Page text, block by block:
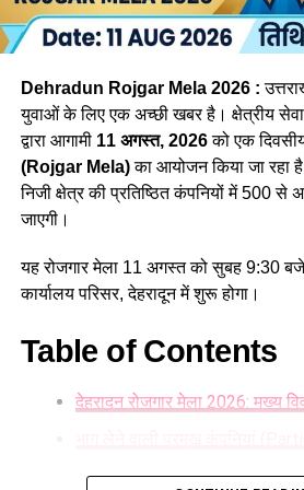
उनकी परीक्षा भी दिसंबर तक करा ली
पशुधन प्रसार अधिकारी, विभिन्न सेवाओं के
स्नातक स्तरीय पद सहित कुल 1470 पद
34 हजार भर्तियां,
Dehradun Rojgar Mela 2026 :
युवाओं के लिए एक अच्छी खबर है। क्षेत्रीय
द्वारा आगामी 11 अगस्त, 2026को एक
(Rojgar Mela)का आयोजन किया जा रहा
निजी क्षेत्र की प्रतिष्ठित कंपनियों में 500 से
जाएगी।
यह रोजगार मेला 11 अगस्त को सुबह 9:30 बजे
कार्यालय परिसर, देहरादून में शुरू होगा।
Table of Contents
देहरादून रोजगार मेला 2026: मुख्य
Dehradun Rojgar Mela 2026 :